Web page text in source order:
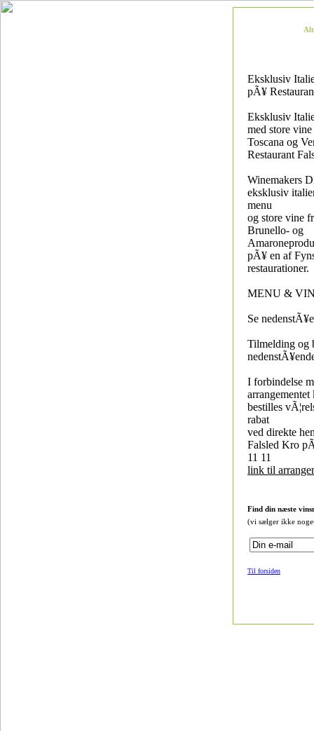
Eksklusiv
pÃ¥
Eksklusiv
med store
Toscana og
Restaurant
Winemakers
eksklusiv
menu
og store vine
Brunello- og
pÃ¥ en af
restaurationer.
MENU &
Se
Tilmelding og
I forbindelse
arrangementet
bestilles
rabat
ved direkte
Falsled Kro
11 11
link til
Find din næste
(vi sælger ikke
Til forsiden